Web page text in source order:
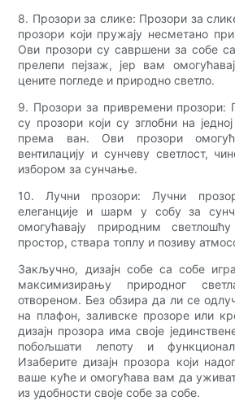
8. Прозори за слике: Прозори за
прозори који пружају несметано
Ови прозори су савршени за собе
прелепи пејзаж, јер вам
цените погледе и природно светло.
9. Прозори за привремени прозори:
су прозори који су зглобни на
према ван. Ови прозори
вентилацију и сунчеву светлост,
избором за сунчање.
10. Лучни прозори: Лучни
елеганције и шарм у собу за
омогућавају природним
простор, ствара топлу и позиву
Закључно, дизајн собе са собе
максимизирању природног
отвореном. Без обзира да ли се
на плафон, заливске прозоре или
дизајн прозора има своје
побољшати лепоту и
Изаберите дизајн прозора који
ваше куће и омогућава вам да
из удобности своје собе за собе.